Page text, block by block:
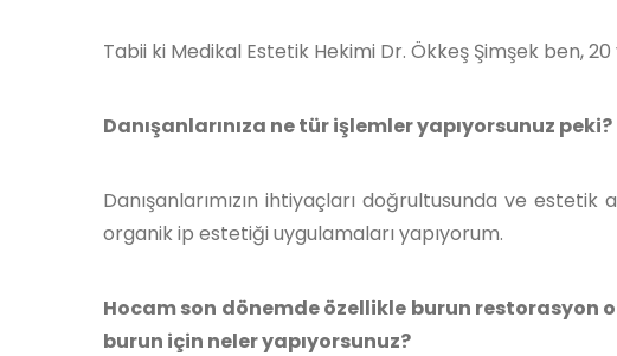
Tabii ki Medikal Estetik Hekimi Dr. Ökkeş Şimşek ben,
Danışanlarınıza ne tür işlemler yapıyorsunuz peki?
Danışanlarımızın ihtiyaçları doğrultusunda ve
organik ip estetiği uygulamaları yapıyorum.
Hocam son dönemde özellikle burun restorasyon
burun için neler yapıyorsunuz?